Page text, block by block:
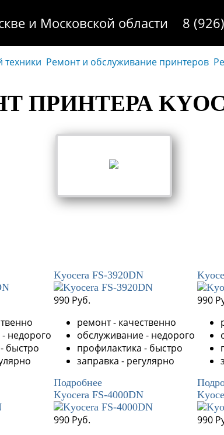
и Московской области 8
Ремонт и обслуживание принтеров
ПРИНТЕРА
недорого
быстро
Kyocera FS-3920DN
990 Руб.
ремонт - качественно
обслуживание - недорого
профилактика - быстро
заправка - регулярно
Подробнее
Kyocera FS-4000DN
990 Руб.
990
990